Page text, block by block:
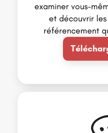
examiner vous-
et découvrir
référencement